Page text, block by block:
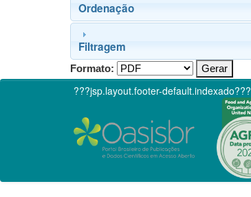
Ordenação
Filtragem
Formato:
???jsp.layout.footer-default.indexado???